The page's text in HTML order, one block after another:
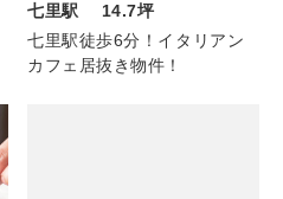
七里駅 14.7坪
七里駅徒歩6分！イタリアン
カフェ居抜き物件！